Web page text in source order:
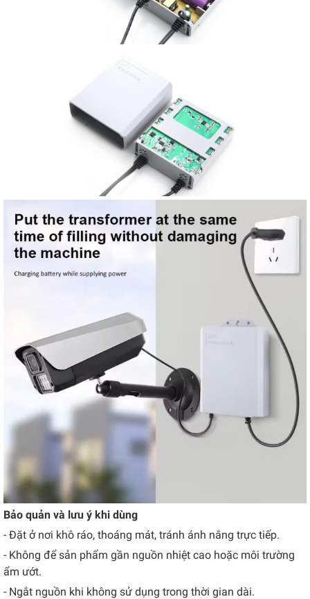
Bảo quản và lưu ý khi dùng
- Đặt ở nơi khô ráo, thoáng mát, tránh ánh nắng trực tiếp.
- Không để sản phẩm gần nguồn nhiệt cao hoặc môi trường
ẩm ướt.
- Ngắt nguồn khi không sử dụng trong thời gian dài.